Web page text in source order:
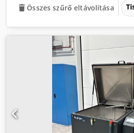
Összes szűrő eltávolítása